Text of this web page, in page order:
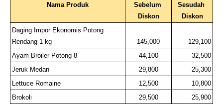
Nama Produk
Sebelum
Diskon
Sesudah
Diskon
Daging Impor Ekonomis Potong
Rendang 1 kg
145,000
129,100
Ayam Broiler Potong 8
44,100
32,500
Jeruk Medan
29,800
25,300
Lettuce Romaine
12,500
10,800
Brokoli
29,500
25,900